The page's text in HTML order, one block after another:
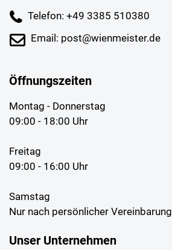
Telefon: +49 3385 510380
Email: post@wienmeister.de
Öffnungszeiten
Montag - Donnerstag
09:00 - 18:00 Uhr
Freitag
09:00 - 16:00 Uhr
Samstag
Nur nach persönlicher Vereinbarung
Unser Unternehmen